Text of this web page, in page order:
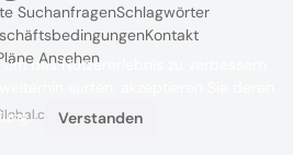
SuchanfragenSchlagwörter
Kontakt
Ansehen
@ 2024
das Nutzererlebnis zu verbessern
Verstanden